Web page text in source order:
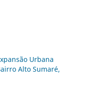
Urbana
Alto Sumaré,